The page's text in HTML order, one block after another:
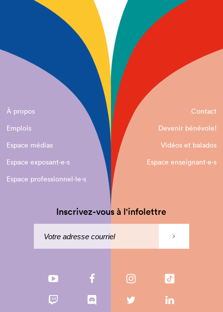
À propos
Contact
Emplois
Devenir bénévole!
Espace médias
Vidéos et balados
Espace exposant·e⋅s
Espace enseignant·e⋅s
Espace professionnel·le⋅s
Inscrivez-vous à l'infolettre